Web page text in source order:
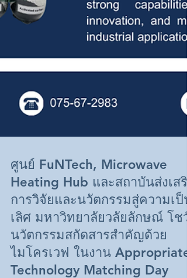
ศูนย์ FuNTech, Microwave
Heating Hub และสถาบันส่งเสริ
การวิจัยและนวัตกรรมสู่ความเป็น
เลิศ มหาวิทยาลัยวลัยลักษณ์ โชว์